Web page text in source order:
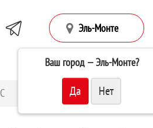
Эль-Монте
Ваш город —Эль-Монте?